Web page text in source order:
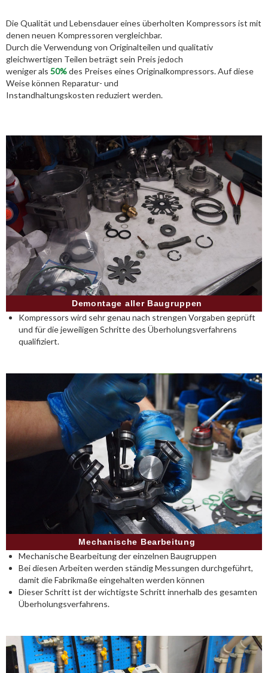
Die Qualität und Lebensdauer eines überholten Kompressors ist mit
denen neuen Kompressoren vergleichbar.
Durch die Verwendung von Originalteilen und qualitativ
gleichwertigen Teilen beträgt sein Preis jedoch
weniger als 50%des Preises eines Originalkompressors. Auf diese
Weise können Reparatur- und
Instandhaltungskosten reduziert werden.
Demontage aller Baugruppen
Kompressors wird sehr genau nach strengen Vorgaben geprüft
und für die jeweiligen Schritte des Überholungsverfahrens
qualifiziert.
Mechanische Bearbeitung
Mechanische Bearbeitung der einzelnen Baugruppen
Bei diesen Arbeiten werden ständig Messungen durchgeführt,
damit die Fabrikmaße eingehalten werden können
Dieser Schritt ist der wichtigste Schritt innerhalb des gesamten
Überholungsverfahrens.